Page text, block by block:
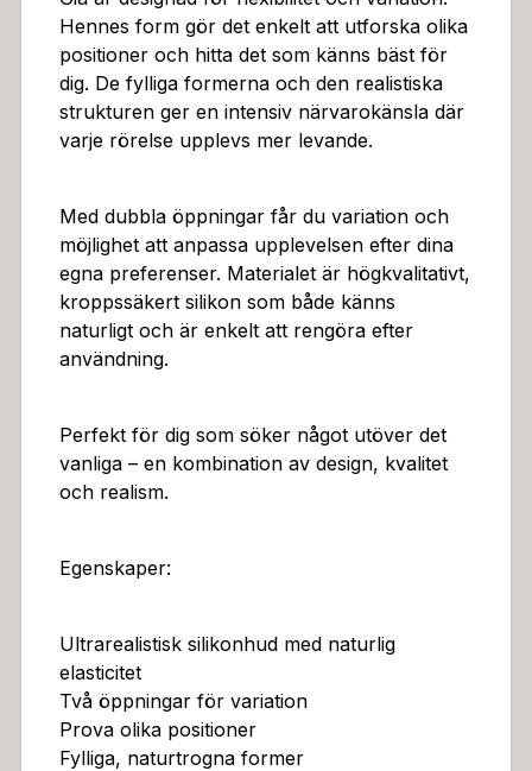
Hennes form gör det enkelt att utforska olika
positioner och hitta det som känns bäst för
dig. De fylliga formerna och den realistiska
strukturen ger en intensiv närvarokänsla där
varje rörelse upplevs mer levande.
Med dubbla öppningar får du variation och
möjlighet att anpassa upplevelsen efter dina
egna preferenser. Materialet är högkvalitativt,
kroppssäkert silikon som både känns
naturligt och är enkelt att rengöra efter
användning.
Perfekt för dig som söker något utöver det
vanliga – en kombination av design, kvalitet
och realism.
Egenskaper:
Ultrarealistisk silikonhud med naturlig
elasticitet
Två öppningar för variation
Prova olika positioner
Fylliga, naturtrogna former